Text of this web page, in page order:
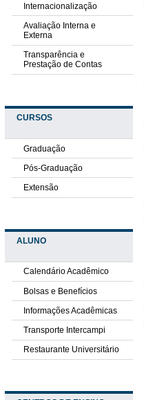
Internacionalização
Avaliação Interna e
Externa
Transparência e
Prestação de Contas
CURSOS
Graduação
Pós-Graduação
Extensão
ALUNO
Calendário Acadêmico
Bolsas e Benefícios
Informações Acadêmicas
Transporte Intercampi
Restaurante Universitário